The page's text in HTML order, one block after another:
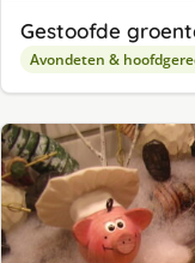
Gestoofde
Avondeten &